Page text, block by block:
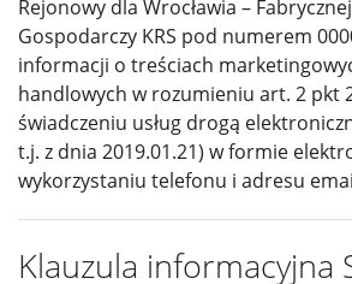
Rejonowy dla Wrocławia –
Gospodarczy KRS pod numerem
informacji o treściach
handlowych w rozumieniu art. 2 pkt
świadczeniu usług drogą
t.j. z dnia 2019.01.21) w formie
wykorzystaniu telefonu i adresu
Klauzula informacyjna